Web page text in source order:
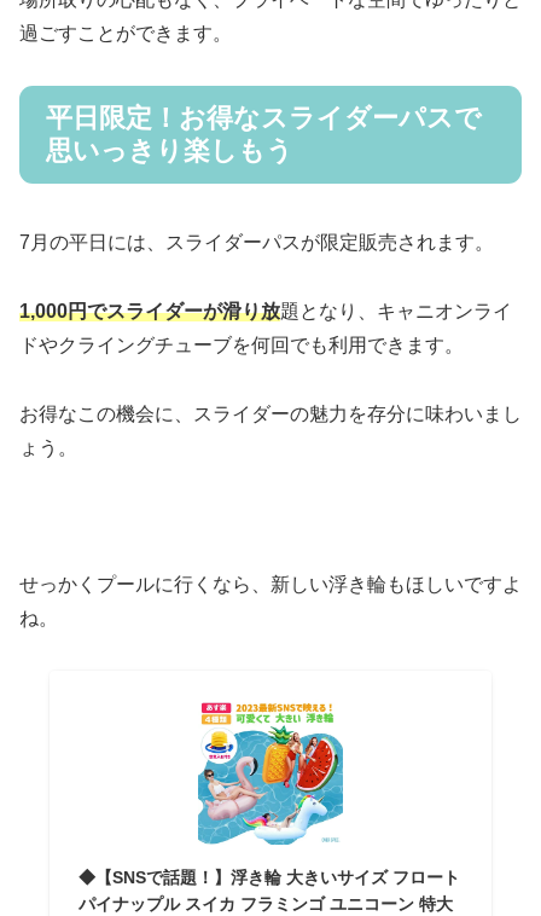
過ごすことができます。
平日限定！お得なスライダーパスで
思いっきり楽しもう
7月の平日には、スライダーパスが限定販売されます。
1,000円でスライダーが滑り放題となり、キャニオンライ
ドやクライングチューブを何回でも利用できます。
お得なこの機会に、スライダーの魅力を存分に味わいまし
ょう。
せっかくプールに行くなら、新しい浮き輪もほしいですよ
ね。
◆【SNSで話題！】浮き輪 大きいサイズ フロート
パイナップル スイカ フラミンゴ ユニコーン 特大